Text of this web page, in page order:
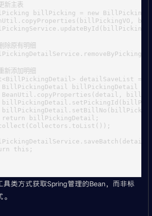
主表
billPicking = new
原有明细
添加明细
detailSaveList =
billPickingDetail =
billPickingDetail;
this;
具类方式获取Spring管理的Bean，而非标